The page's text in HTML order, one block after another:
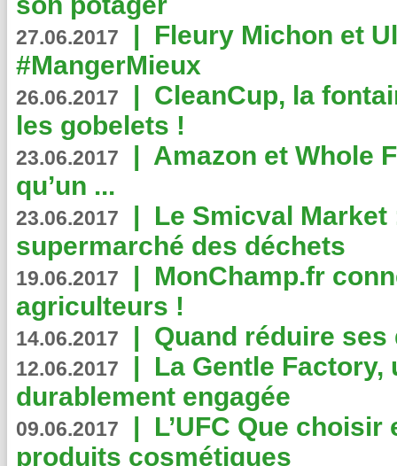
27.06.2017 | Fleury Michon et
#MangerMieux
26.06.2017 | CleanCup, la
les gobelets !
23.06.2017 | Amazon et Whole
qu’un ...
23.06.2017 | Le Smicval
supermarché des déchets
19.06.2017 | MonChamp.fr
agriculteurs !
14.06.2017 | Quand réduire
12.06.2017 | La Gentle
durablement engagée
09.06.2017 | L’UFC Que
produits cosmétiques